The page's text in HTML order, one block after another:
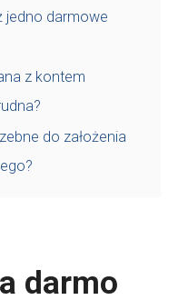
jedno darmowe
z kontem
do założenia
darmo